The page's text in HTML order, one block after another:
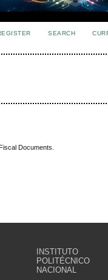
SEARCH
Documents.
INSTITUTO
POLITÉCNICO
NACIONAL